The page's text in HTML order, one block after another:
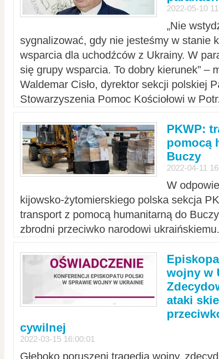
2022-05-10
„Nie
sygnalizować, gdy nie jesteśmy w stanie
wsparcia dla uchodźców z Ukrainy. W
się grupy wsparcia. To dobry kierunek” –
Waldemar Cisło, dyrektor sekcji polskiej
Stowarzyszenia Pomoc Kościołowi w
PKWP:
pomocą
Buczy
2022-04-11
W
kijowsko-żytomierskiego polska sekcja
transport z pomocą humanitarną do
zbrodni przeciwko narodowi
wojny w
ataki
cywilnej
2022-03-15 16:00:01
Głęboko poruszeni tragedią wojny,